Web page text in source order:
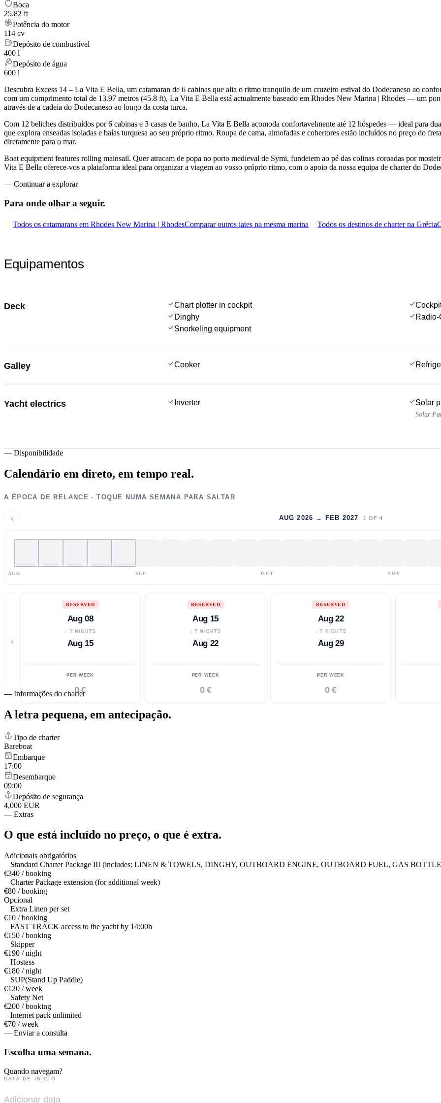
Boca
25.82 ft
Potência do motor
114 cv
Depósito de combustível
400 l
Depósito de água
600 l
Descubra Excess 14 – La Vita E Bella, um catamaran de 6 cabinas que alia o ritmo tranquilo de um cruzeiro estival do Dodecaneso ao
com um comprimento total de 13.97 metros (45.8 ft), La Vita E Bella está actualmente baseado em Rhodes New Marina | Rhodes — um
através de a cadeia do Dodecaneso ao longo da costa turca.
Com 12 beliches distribuídos por 6 cabinas e 3 casas de banho, La Vita E Bella acomoda confortavelmente até 12 hóspedes — ideal para
que explora enseadas isoladas e baías turquesa ao seu próprio ritmo. Roupa de cama, almofadas e cobertores estão incluídos no preço do
diretamente para o mar.
Boat equipment features rolling mainsail. Quer atracam de popa no porto medieval de Symi, fundeiem ao pé das colinas coroadas por
Vita E Bella oferece-vos a plataforma ideal para organizar a viagem ao vosso próprio ritmo, com o apoio da nossa equipa de charter do
— Continuar a explorar
Para onde olhar a seguir.
Todos os catamarans em Rhodes New Marina | RhodesComparar outros iates na mesma marina Todos os destinos de charter na Grécia
Equipamentos
Deck Chart plotter in cockpit
Dinghy
Snorkeling equipment
Galley Cooker
Yacht electrics Inverter Solar
Solar
— Disponibilidade
Calendário em direto, em tempo real.
A ÉPOCA DE RELANCE · TOQUE NUMA SEMANA PARA SALTAR
‹ AUG 2026 → FEB 2027 1 OF 4
AUG SEP OCT NOV
‹
RESERVED
Aug 08
↓ 7 NIGHTS
Aug 15
PER WEEK
0 €
RESERVED
Aug 15
↓ 7 NIGHTS
Aug 22
PER WEEK
0 €
RESERVED
Aug 22
↓ 7 NIGHTS
Aug 29
PER WEEK
0 €
— Informações do charter
A letra pequena, em antecipação.
Tipo de charter
Bareboat
Embarque
17:00
Desembarque
09:00
Depósito de segurança
4,000 EUR
— Extras
O que está incluído no preço, o que é extra.
Adicionais obrigatórios
Standard Charter Package III (includes: LINEN & TOWELS, DINGHY, OUTBOARD ENGINE, OUTBOARD FUEL, GAS
€340 / booking
Charter Package extension (for additional week)
€80 / booking
Opcional
Extra Linen per set
€10 / booking
FAST TRACK access to the yacht by 14:00h
€150 / booking
Skipper
€190 / night
Hostess
€180 / night
SUP(Stand Up Paddle)
€120 / week
Safety Net
€200 / booking
Internet pack unlimited
€70 / week
— Enviar a consulta
Escolha uma semana.
Quando navegam?
DATA DE INÍCIO